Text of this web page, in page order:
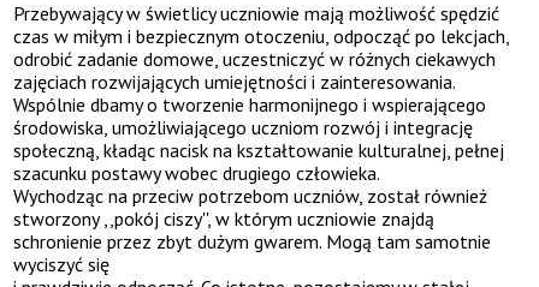
Przebywający w świetlicy uczniowie mają możliwość spędzić
czas w miłym i bezpiecznym otoczeniu, odpocząć po lekcjach,
odrobić zadanie domowe, uczestniczyć w różnych ciekawych
zajęciach rozwijających umiejętności i zainteresowania.
Wspólnie dbamy o tworzenie harmonijnego i wspierającego
środowiska, umożliwiającego uczniom rozwój i integrację
społeczną, kładąc nacisk na kształtowanie kulturalnej, pełnej
szacunku postawy wobec drugiego człowieka.
Wychodząc na przeciw potrzebom uczniów, został również
stworzony ,,pokój ciszy'', w którym uczniowie znajdą
schronienie przez zbyt dużym gwarem. Mogą tam samotnie
wyciszyć się